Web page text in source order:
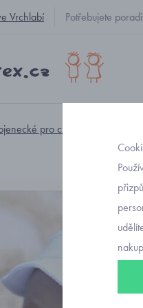
Vrchlabí Potřebujete
pro chlapečky